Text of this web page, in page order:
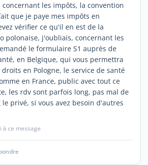
les impôts, la convention
que je paye mes impôts en
vérifier ce qu'il en est de la
polonaise, j'oubliais, concernant les
le formulaire S1 auprès de
en Belgique, qui vous permettra
en Pologne, le service de santé
en France, public avec tout ce
les rdv sont parfois long, pas mal de
privé, si vous avez besoin d'autres
à ce message